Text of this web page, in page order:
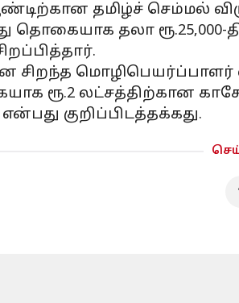
தமிழ்ச் செம்மல்
தொகையாக தலா
சிறந்த மொழிபெயர்ப்பாளர்
ரூ.2 லட்சத்திற்கான
குறிப்பிடத்தக்கது.